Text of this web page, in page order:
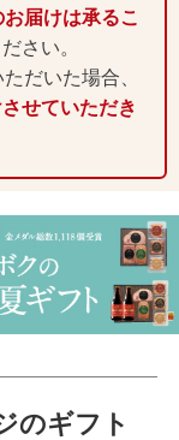
届けは承るこ
さい。
だいた場合、
せていただき
のギフト